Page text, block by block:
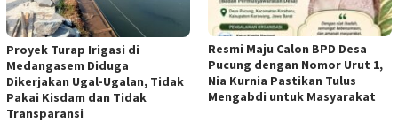
Proyek Turap Irigasi di
Medangasem Diduga
Dikerjakan Ugal-Ugalan, Tidak
Pakai Kisdam dan Tidak
Transparansi
Resmi Maju Calon BPD Desa
Pucung dengan Nomor Urut 1,
Nia Kurnia Pastikan Tulus
Mengabdi untuk Masyarakat